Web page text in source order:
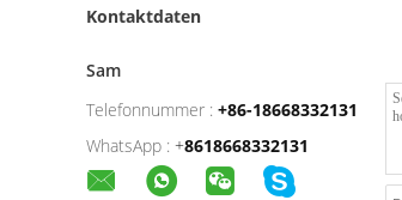
Kontaktdaten
Sam
Telefonnummer : +86-18668332131
WhatsApp : +8618668332131